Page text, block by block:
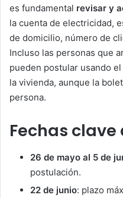
es fundamental revisar y
la cuenta de electricidad,
de domicilio, número de
Incluso las personas que
pueden postular usando
la vivienda, aunque la
persona.
Fechas
26 de mayo al 5 de
postulación.
22 de junio: plazo